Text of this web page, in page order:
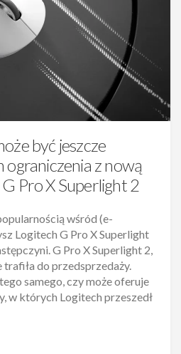
być jeszcze
ograniczenia z nową
Pro X Superlight 2
wśród (e-
Logitech G Pro X Superlight
G Pro X Superlight 2,
trafiła do przedsprzedaży.
samego, czy może oferuje
w których Logitech przeszedł